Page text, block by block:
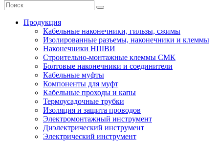
Продукция
Кабельные наконечники, гильзы, сжимы
Изолированные разъемы, наконечники и клеммы
Наконечники НШВИ
Строительно-монтажные клеммы СМК
Болтовые наконечники и соединители
Кабельные муфты
Компоненты для муфт
Кабельные проходы и капы
Термоусадочные трубки
Изоляция и защита проводов
Электромонтажный инструмент
Диэлектрический инструмент
Электрический инструмент